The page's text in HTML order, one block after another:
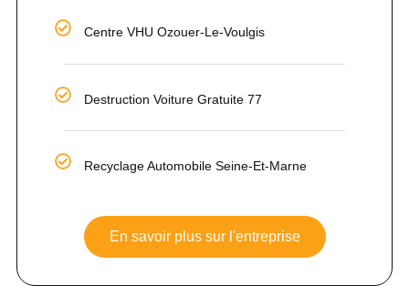
Centre VHU Ozouer-Le-Voulgis
Destruction Voiture Gratuite 77
Recyclage Automobile Seine-Et-Marne
En savoir plus sur l'entreprise